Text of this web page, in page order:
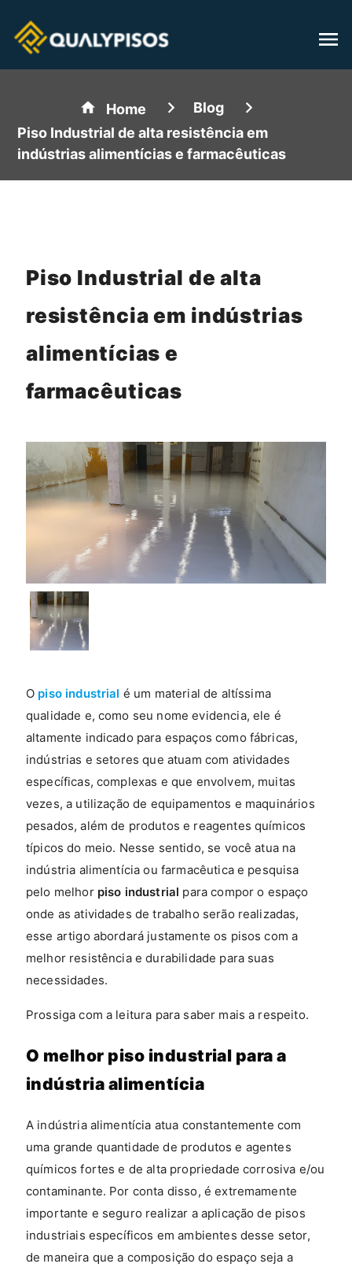
Home
Blog
Piso Industrial de alta resistência em
indústrias alimentícias e farmacêuticas
Piso Industrial de alta
resistência em indústrias
alimentícias e
farmacêuticas
O piso industrial é um material de altíssima
qualidade e, como seu nome evidencia, ele é
altamente indicado para espaços como fábricas,
indústrias e setores que atuam com atividades
específicas, complexas e que envolvem, muitas
vezes, a utilização de equipamentos e maquinários
pesados, além de produtos e reagentes químicos
típicos do meio. Nesse sentido, se você atua na
indústria alimentícia ou farmacêutica e pesquisa
pelo melhor piso industrial para compor o espaço
onde as atividades de trabalho serão realizadas,
esse artigo abordará justamente os pisos com a
melhor resistência e durabilidade para suas
necessidades.
Prossiga com a leitura para saber mais a respeito.
O melhor piso industrial para a
indústria alimentícia
A indústria alimentícia atua constantemente com
uma grande quantidade de produtos e agentes
químicos fortes e de alta propriedade corrosiva e/ou
contaminante. Por conta disso, é extremamente
importante e seguro realizar a aplicação de pisos
industriais específicos em ambientes desse setor,
de maneira que a composição do espaço seja a